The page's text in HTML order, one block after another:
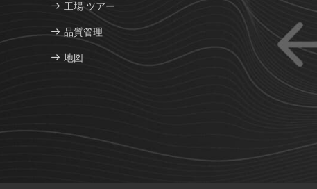
工場 ツアー
品質管理
地図